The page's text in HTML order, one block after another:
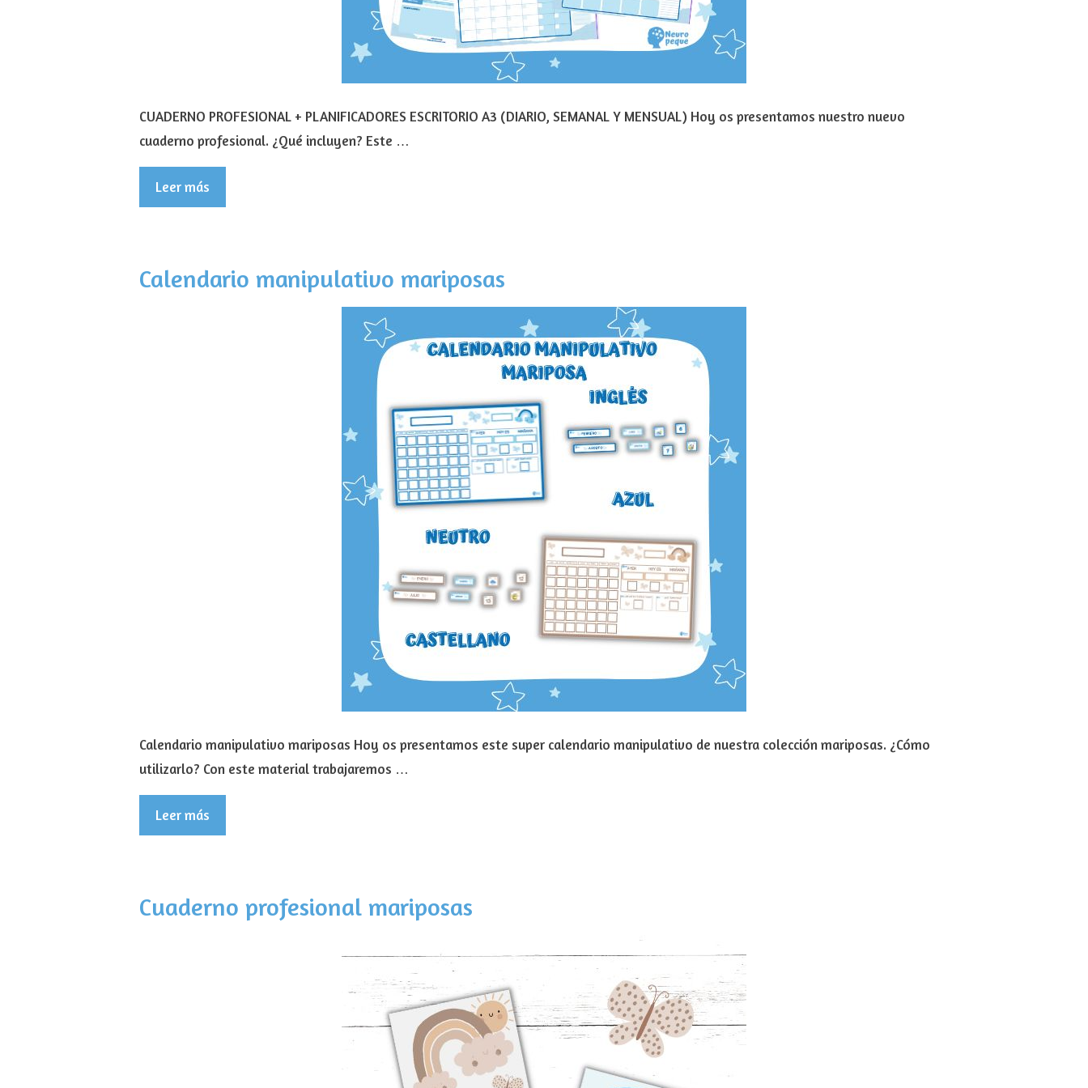
CUADERNO PROFESIONAL + PLANIFICADORES ESCRITORIO A3 (DIARIO, SEMANAL Y MENSUAL) Hoy os presentamos nuestro nuevo
cuaderno profesional. ¿Qué incluyen? Este …
Leer más
Calendario manipulativo mariposas
Calendario manipulativo mariposas Hoy os presentamos este super calendario manipulativo de nuestra colección mariposas. ¿Cómo
utilizarlo? Con este material trabajaremos …
Leer más
Cuaderno profesional mariposas